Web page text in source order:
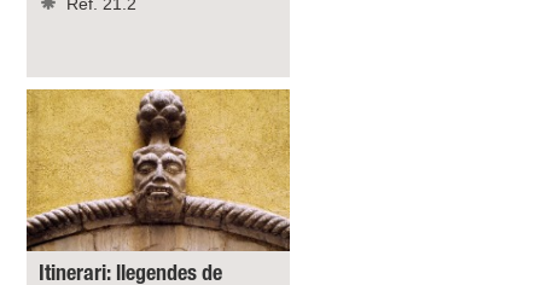
Ref. 21.2
Itinerari: llegendes de